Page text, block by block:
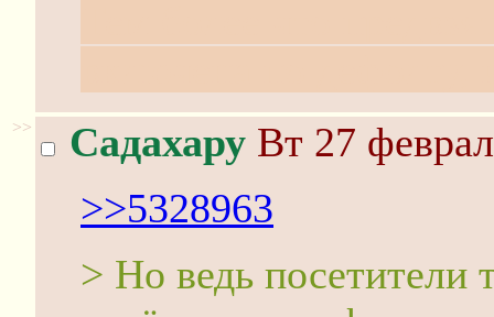
>> Садахару Вт 27
>>5328963
> Но ведь посетители